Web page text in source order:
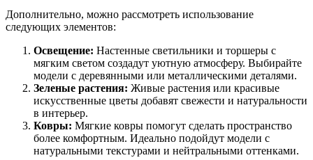
Дополнительно, можно рассмотреть использование
следующих элементов:
Освещение: Настенные светильники и торшеры с
мягким светом создадут уютную атмосферу. Выбирайте
модели с деревянными или металлическими деталями.
Зеленые растения: Живые растения или красивые
искусственные цветы добавят свежести и натуральности
в интерьер.
Ковры: Мягкие ковры помогут сделать пространство
более комфортным. Идеально подойдут модели с
натуральными текстурами и нейтральными оттенками.